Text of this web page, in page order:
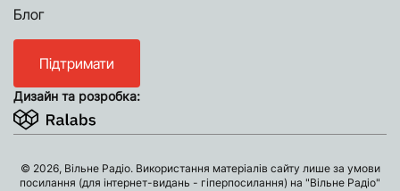
Блог
Підтримати
Дизайн та розробка:
© 2026, Вільне Радіо. Використання матеріалів сайту лише за умови
посилання (для інтернет-видань - гіперпосилання) на "Вільне Радіо"